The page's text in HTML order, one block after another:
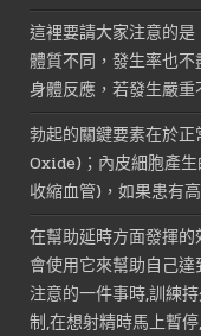
這裡要請大家注意的
體質不同，發生率也
身體反應，若發生嚴重
勃起的關鍵要素在於
Oxide)；內皮細胞產
收縮血管)，如果患有
在幫助延時方面發揮
會使用它來幫助自己
注意的一件事時,訓練
制,在想射精時馬上暫